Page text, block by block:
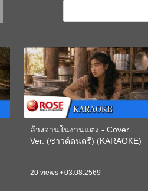
ล้างจานในงานแต่ง - Cover
Ver. (ซาวด์ดนตรี) (KARAOKE)
20 views • 03.08.2569